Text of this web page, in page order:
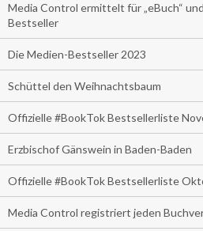
Media Control ermittelt für „eBuch“ und
Bestseller
Die Medien-Bestseller 2023
Schüttel den Weihnachtsbaum
Offizielle #BookTok Bestsellerliste
Erzbischof Gänswein in Baden-Baden
Offizielle #BookTok Bestsellerliste
Media Control registriert jeden